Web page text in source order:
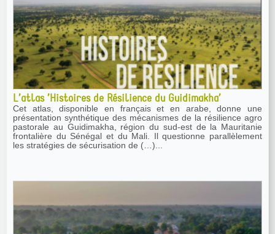
L’atlas ’Histoires de Résilience du Guidimakha’
Cet atlas, disponible en français et en arabe, donne une
présentation synthétique des mécanismes de la résilience agro
pastorale au Guidimakha, région du sud-est de la Mauritanie
frontalière du Sénégal et du Mali. Il questionne parallèlement
les stratégies de sécurisation de (…)...